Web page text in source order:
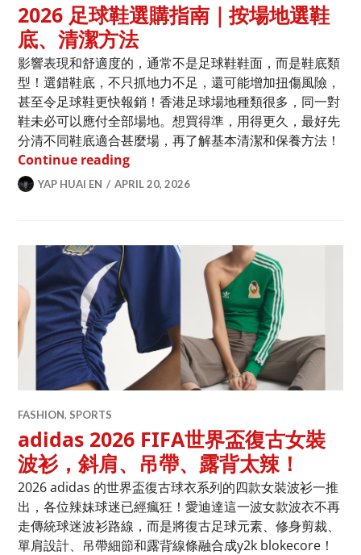
2026 足球鞋選購指南｜按場地選鞋
底、清潔方法
影響表現和舒適度的，通常不是足球鞋鞋面，而是鞋底類
型！選錯鞋底，不只抓地力不足，還可能增加扭傷風險，
甚至令足球鞋更快報銷！香港足球場地種類很多，同一對
鞋未必可以應付全部場地。想買得準，用得更久，最好先
分清不同鞋底適合甚麼場，再了解基本清潔和保養方法！
Continue reading2026 足球鞋選購指南｜按場地選鞋底、
YAP HUAI EN APRIL 20, 2026
FASHION, SPORTS
adidas 2026 FIFA世界盃復古女裝
波衫，斜肩、吊帶、露背太辣！
2026 adidas 的世界盃復古球衣系列的四款女裝波衫一推
出，各位辣妹球迷已經瘋狂！愛迪達這一波女款波衣不再
走傳統球迷波衫路線，而是將復古足球元素、修身剪裁、
單肩設計、吊帶細節和露背線條融合成y2k blokecore！